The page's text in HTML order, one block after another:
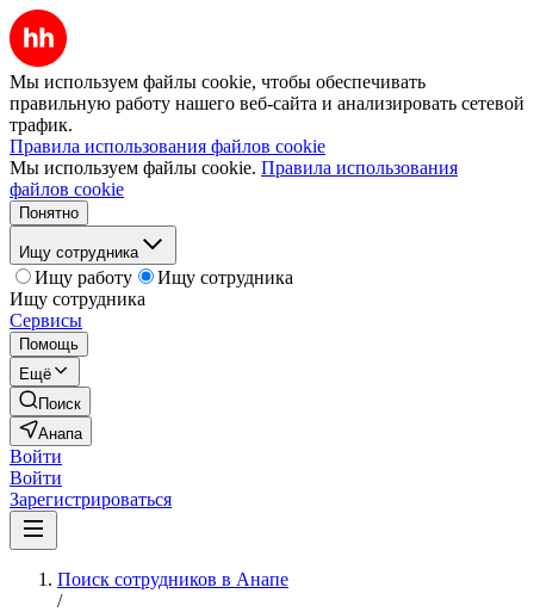
Мы используем файлы cookie, чтобы обеспечивать
правильную работу нашего веб-сайта и анализировать сетевой
трафик.
Правила использования файлов cookie
Мы используем файлы cookie. Правила использования
файлов cookie
Понятно
Ищу сотрудника
Ищу работу
Ищу сотрудника
Ищу сотрудника
Сервисы
Помощь
Ещё
Поиск
Анапа
Войти
Войти
Зарегистрироваться
Поиск сотрудников в Анапе
/